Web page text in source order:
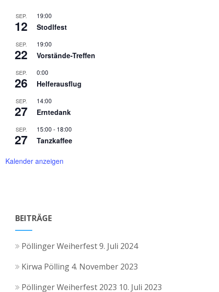
SEP.
12
19:00
Stodlfest
SEP.
22
19:00
Vorstände-Treffen
SEP.
26
0:00
Helferausflug
SEP.
27
14:00
Erntedank
SEP.
27
15:00 - 18:00
Tanzkaffee
Kalender anzeigen
BEITRÄGE
Pöllinger Weiherfest9. Juli 2024
Kirwa Pölling 4. November 2023
Pöllinger Weiherfest 2023 10. Juli 2023